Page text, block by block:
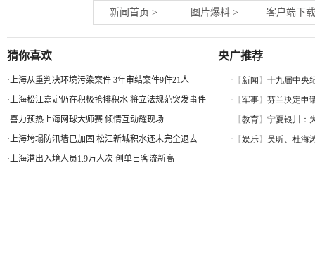
新闻首页 > 图片爆料 > 客户端下载
猜你喜欢
·上海从重判决环境污染案件 3年审结案件9件21人
·上海松江嘉定仍在积极抢排积水 将立法规范突发事件
·喜力预热上海网球大师赛 倾情互动耀现场
·上海垮塌防汛墙已加固 松江新城积水还未完全退去
·上海港出入境人员1.9万人次 创单日客流新高
央广推荐